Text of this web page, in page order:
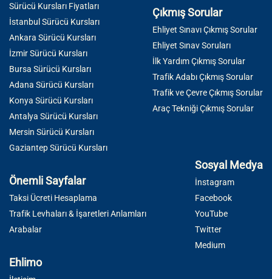
Sürücü Kursları Fiyatları
İstanbul Sürücü Kursları
Ankara Sürücü Kursları
İzmir Sürücü Kursları
Bursa Sürücü Kursları
Adana Sürücü Kursları
Konya Sürücü Kursları
Antalya Sürücü Kursları
Mersin Sürücü Kursları
Gaziantep Sürücü Kursları
Çıkmış Sorular
Ehliyet Sınavı Çıkmış Sorular
Ehliyet Sınav Soruları
İlk Yardım Çıkmış Sorular
Trafik Adabı Çıkmış Sorular
Trafik ve Çevre Çıkmış Sorular
Araç Tekniği Çıkmış Sorular
Önemli Sayfalar
Taksi Ücreti Hesaplama
Trafik Levhaları & İşaretleri Anlamları
Arabalar
Sosyal Medya
İnstagram
Facebook
YouTube
Twitter
Medium
Ehlimo